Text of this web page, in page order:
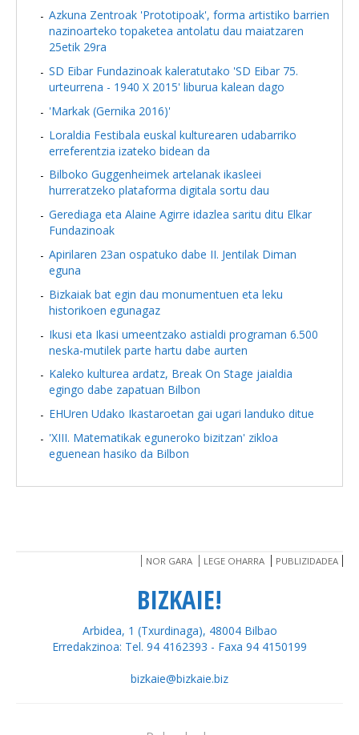
Azkuna Zentroak 'Prototipoak', forma artistiko barrien
nazinoarteko topaketea antolatu dau maiatzaren
25etik 29ra
SD Eibar Fundazinoak kaleratutako 'SD Eibar 75.
urteurrena - 1940 X 2015' liburua kalean dago
'Markak (Gernika 2016)'
Loraldia Festibala euskal kulturearen udabarriko
erreferentzia izateko bidean da
Bilboko Guggenheimek artelanak ikasleei
hurreratzeko plataforma digitala sortu dau
Gerediaga eta Alaine Agirre idazlea saritu ditu Elkar
Fundazinoak
Apirilaren 23an ospatuko dabe II. Jentilak Diman
eguna
Bizkaiak bat egin dau monumentuen eta leku
historikoen egunagaz
Ikusi eta Ikasi umeentzako astialdi programan 6.500
neska-mutilek parte hartu dabe aurten
Kaleko kulturea ardatz, Break On Stage jaialdia
egingo dabe zapatuan Bilbon
EHUren Udako Ikastaroetan gai ugari landuko ditue
'XIII. Matematikak eguneroko bizitzan' zikloa
eguenean hasiko da Bilbon
NOR GARA LEGE OHARRA PUBLIZIDADEA
BIZKAIE!
Arbidea, 1 (Txurdinaga), 48004 Bilbao
Erredakzinoa: Tel. 94 4162393 - Faxa 94 4150199
bizkaie@bizkaie.biz